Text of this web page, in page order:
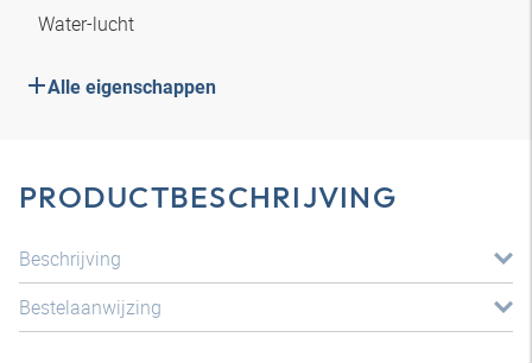
Water-lucht
Alle eigenschappen
PRODUCTBESCHRIJVING
Beschrijving
Bestelaanwijzing